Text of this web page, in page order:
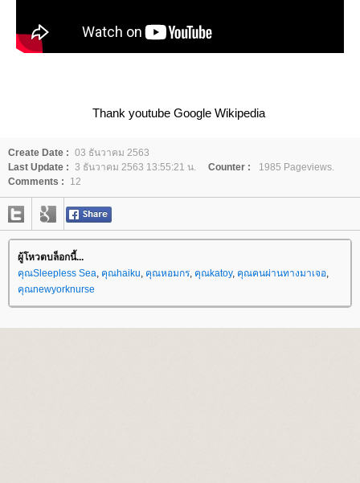
Thank youtube Google Wikipedia
Create Date : 03 ธันวาคม 2563
Last Update : 3 ธันวาคม 2563 13:55:21 น. Counter :
1985 Pageviews.
Comments :
12
ผู้โหวตบล็อกนี้...
คุณSleepless Sea, คุณhaiku, คุณหอมกร, คุณkatoy, คุณคนผ่านทางมาเจอ,
คุณnewyorknurse